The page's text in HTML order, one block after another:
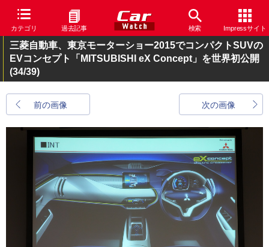
カテゴリ 過去記事 検索 Impressサイト
三菱自動車、東京モーターショー2015でコンパクトSUVの
EVコンセプト「MITSUBISHI eX Concept」を世界初公開
(34/39)
前の画像 次の画像